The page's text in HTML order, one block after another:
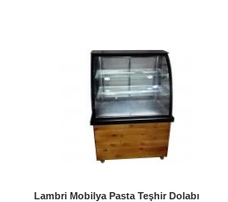
Lambri Mobilya Pasta Teşhir Dolabı